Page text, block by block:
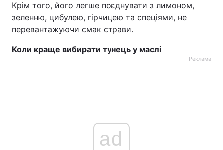
Крім того, його легше поєднувати з лимоном,
зеленню, цибулею, гірчицею та спеціями, не
перевантажуючи смак страви.
Коли краще вибирати тунець у маслі
Реклама
ad